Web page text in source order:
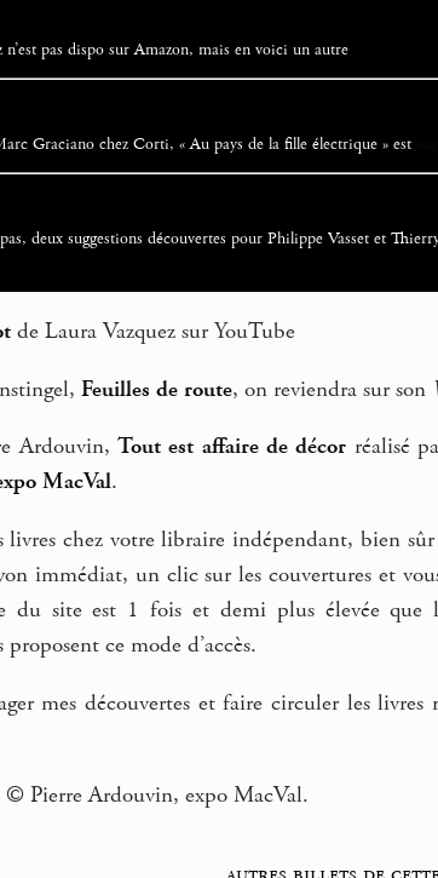
n’est pas dispo sur Amazon, mais en voici un autre
Graciano chez Corti, « Au pays de la fille électrique » est
deux suggestions découvertes pour Philippe Vasset et
de Laura Vazquez sur YouTube
Feuilles de route, on reviendra sur son
Ardouvin,Tout est affaire de décor réalisé
MacVal.
livres chez votre libraire indépendant, bien
immédiat, un clic sur les couvertures et
du site est 1 fois et demi plus élevée que
ce mode d’accès.
mes découvertes et faire circuler les
© Pierre Ardouvin, expo MacVal.